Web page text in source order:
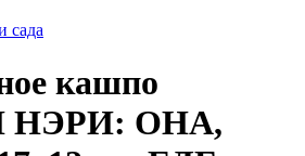
сада
кашпо
НЭРИ: ОНА,